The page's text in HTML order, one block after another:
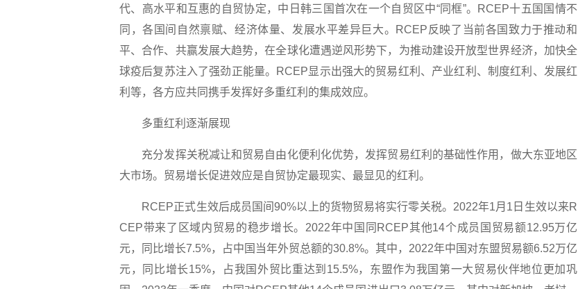
代、高水平和互惠的自贸协定，中日韩三国首次在一个自贸区中“同框”。RCEP十五国国情不
同，各国间自然禀赋、经济体量、发展水平差异巨大。RCEP反映了当前各国致力于推动和
平、合作、共赢发展大趋势，在全球化遭遇逆风形势下，为推动建设开放型世界经济，加快全
球疫后复苏注入了强劲正能量。RCEP显示出强大的贸易红利、产业红利、制度红利、发展红
利等，各方应共同携手发挥好多重红利的集成效应。
多重红利逐渐展现
充分发挥关税减让和贸易自由化便利化优势，发挥贸易红利的基础性作用，做大东亚地区
大市场。贸易增长促进效应是自贸协定最现实、最显见的红利。
RCEP正式生效后成员国间90%以上的货物贸易将实行零关税。2022年1月1日生效以来R
CEP带来了区域内贸易的稳步增长。2022年中国同RCEP其他14个成员国贸易额12.95万亿
元，同比增长7.5%，占中国当年外贸总额的30.8%。其中，2022年中国对东盟贸易额6.52万亿
元，同比增长15%，占我国外贸比重达到15.5%，东盟作为我国第一大贸易伙伴地位更加巩